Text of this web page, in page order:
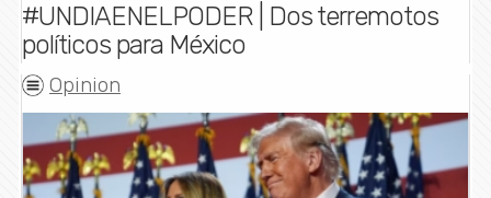
#UNDIAENELPODER | Dos terremotos
políticos para México
Opinion